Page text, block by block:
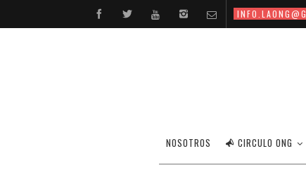
NOSOTROS CIRCULO ONG